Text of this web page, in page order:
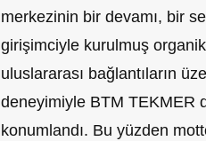
merkezinin bir devamı, bir
girişimciyle kurulmuş
uluslararası bağlantıların
deneyimiyle BTM TEKMER
konumlandı. Bu yüzden